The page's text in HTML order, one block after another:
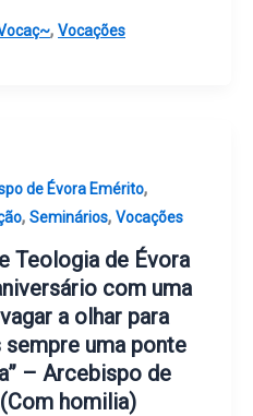
, Vocações
de Évora Emérito,
, Seminários, Vocações
Teologia de Évora
com uma
a olhar para
sempre uma ponte
– Arcebispo de
homilia)